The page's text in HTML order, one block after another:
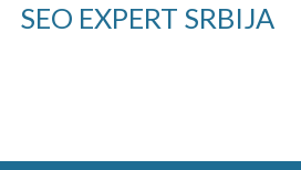
SEO EXPERT SRBIJA